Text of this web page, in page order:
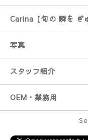
Carina【旬の 瞬を ぎ
写真
スタッフ紹介
OEM・業務用